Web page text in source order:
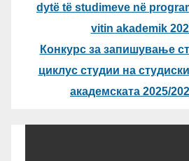
dytë të studimeve në
vitin akademik
Конкурс за запишување
циклус студии на
академската 2025/